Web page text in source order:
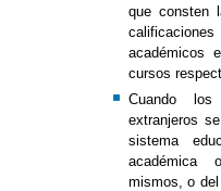
que consten
académicos
cursos
Cuando
extranjeros
sistema
académica
mismos, o